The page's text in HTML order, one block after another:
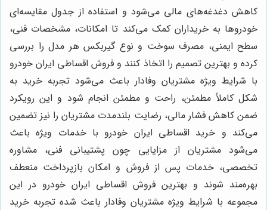
کاهش دغدغه‌های مالی می‌شود و استفاده از جدول مقایسه‌ای
خودروها به خریداران کمک می‌کند تا امکانات، مشخصات فنی،
سطح ایمنی، مصرف سوخت و نوع گیربکس هر مدل را بررسی
کرده و بهترین تصمیم را اتخاذ کنند و فروش اقساطی ایران خودرو
با شرایط ویژه مشتریان وفادار باعث می‌شود تجربه خرید به
شکل کاملاً مطمئن، راحت و مطمئن انجام شود و این رویکرد
ضمن کاهش فشار مالی، رضایت بلندمدت مشتریان را نیز تضمین
می‌کند و خرید اقساطی ایران خودرو با خدمات ویژه باعث
می‌شود مشتریان از مزایایی چون پشتیبانی فنی، مشاوره
تخصصی، خدمات پس از فروش و امکان بازپرداخت منعطف
بهره‌مند شوند و بهترین فروش اقساطی ایران خودرو در این
مجموعه با شرایط ویژه مشتریان وفادار باعث شده تجربه خرید